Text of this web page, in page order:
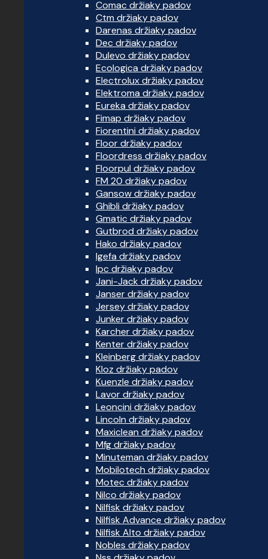
Comac držiaky padov
Ctm držiaky padov
Darenas držiaky padov
Dec držiaky padov
Dulevo držiaky padov
Ecologica držiaky padov
Electrolux držiaky padov
Elektroma držiaky padov
Eureka držiaky padov
Fimap držiaky padov
Fiorentini držiaky padov
Floor držiaky padov
Floordress držiaky padov
Floorpul držiaky padov
FM 20 držiaky padov
Gansow držiaky padov
Ghibli držiaky padov
Gmatic držiaky padov
Gutbrod držiaky padov
Hako držiaky padov
Igefa držiaky padov
Ipc držiaky padov
Jani-Jack držiaky padov
Janser držiaky padov
Jersey držiaky padov
Junker držiaky padov
Karcher držiaky padov
Kenter držiaky padov
Kleinberg držiaky padov
Kloz držiaky padov
Kuenzle držiaky padov
Lavor držiaky padov
Leoncini držiaky padov
Lincoln držiaky padov
Maxiclean držiaky padov
Mfg držiaky padov
Minuteman držiaky padov
Mobilotech držiaky padov
Motec držiaky padov
Nilco držiaky padov
Nilfisk držiaky padov
Nilfisk Advance držiaky padov
Nilfisk Alto držiaky padov
Nobles držiaky padov